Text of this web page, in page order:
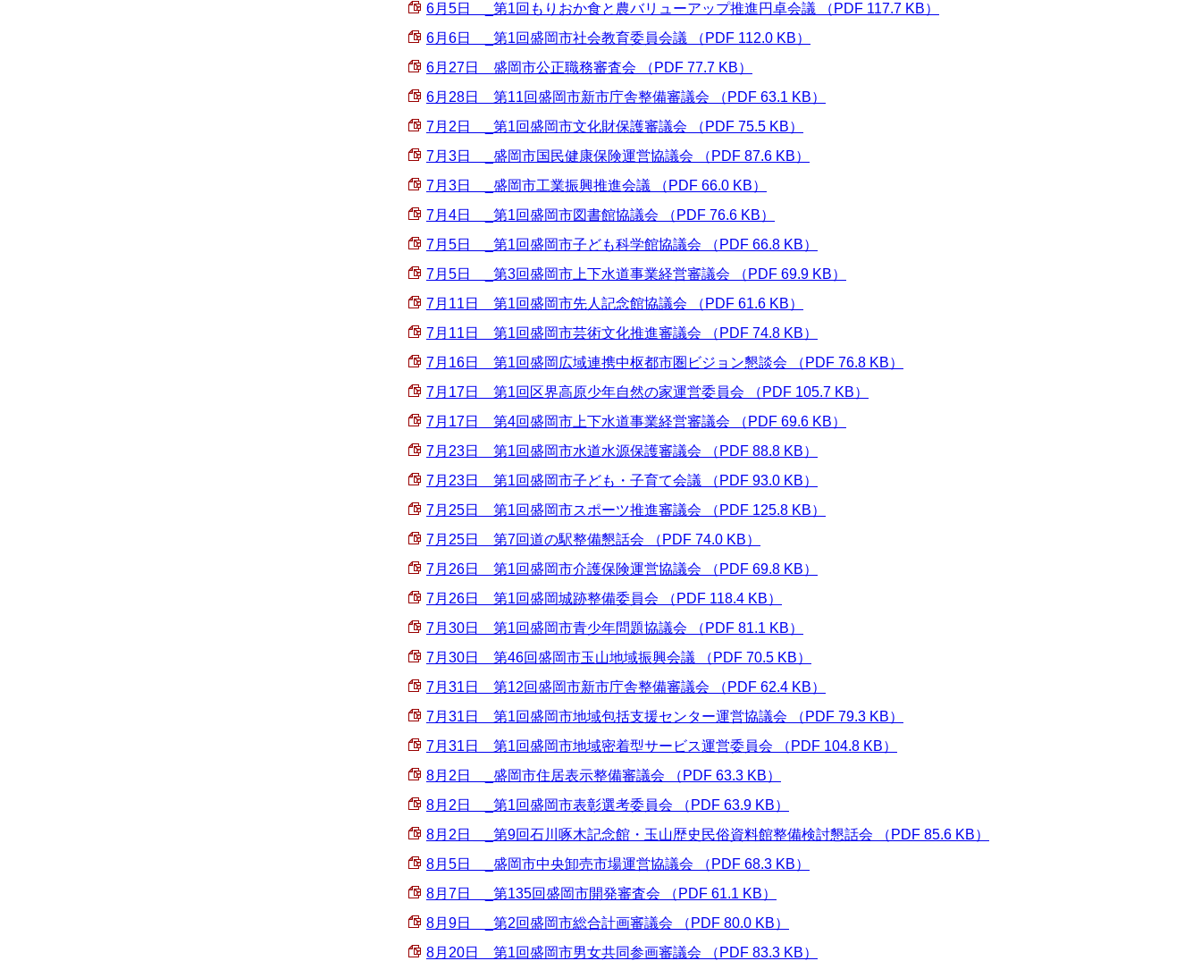
6月5日 _第1回もりおか食と農バリューアップ推進円卓会議 （PDF 117.7 KB）
6月6日＿_第1回盛岡市社会教育委員会議 （PDF 112.0 KB）
6月27日 盛岡市公正職務審査会 （PDF 77.7 KB）
6月28日 第11回盛岡市新市庁舎整備審議会 （PDF 63.1 KB）
7月2日 _第1回盛岡市文化財保護審議会 （PDF 75.5 KB）
7月3日 _盛岡市国民健康保険運営協議会 （PDF 87.6 KB）
7月3日 _盛岡市工業振興推進会議 （PDF 66.0 KB）
7月4日 _第1回盛岡市図書館協議会 （PDF 76.6 KB）
7月5日 _第1回盛岡市子ども科学館協議会 （PDF 66.8 KB）
7月5日 _第3回盛岡市上下水道事業経営審議会 （PDF 69.9 KB）
7月11日 第1回盛岡市先人記念館協議会 （PDF 61.6 KB）
7月11日 第1回盛岡市芸術文化推進審議会 （PDF 74.8 KB）
7月16日 第1回盛岡広域連携中枢都市圏ビジョン懇談会 （PDF 76.8 KB）
7月17日 第1回区界高原少年自然の家運営委員会 （PDF 105.7 KB）
7月17日 第4回盛岡市上下水道事業経営審議会 （PDF 69.6 KB）
7月23日 第1回盛岡市水道水源保護審議会 （PDF 88.8 KB）
7月23日 第1回盛岡市子ども・子育て会議 （PDF 93.0 KB）
7月25日 第1回盛岡市スポーツ推進審議会 （PDF 125.8 KB）
7月25日 第7回道の駅整備懇話会 （PDF 74.0 KB）
7月26日 第1回盛岡市介護保険運営協議会 （PDF 69.8 KB）
7月26日 第1回盛岡城跡整備委員会 （PDF 118.4 KB）
7月30日 第1回盛岡市青少年問題協議会 （PDF 81.1 KB）
7月30日 第46回盛岡市玉山地域振興会議 （PDF 70.5 KB）
7月31日 第12回盛岡市新市庁舎整備審議会 （PDF 62.4 KB）
7月31日 第1回盛岡市地域包括支援センター運営協議会 （PDF 79.3 KB）
7月31日 第1回盛岡市地域密着型サービス運営委員会 （PDF 104.8 KB）
8月2日 _盛岡市住居表示整備審議会 （PDF 63.3 KB）
8月2日＿_第1回盛岡市表彰選考委員会 （PDF 63.9 KB）
8月2日＿_第9回石川啄木記念館・玉山歴史民俗資料館整備検討懇話会 （PDF 85.6 KB）
8月5日 _盛岡市中央卸売市場運営協議会 （PDF 68.3 KB）
8月7日 _第135回盛岡市開発審査会 （PDF 61.1 KB）
8月9日 _第2回盛岡市総合計画審議会 （PDF 80.0 KB）
8月20日 第1回盛岡市男女共同参画審議会 （PDF 83.3 KB）